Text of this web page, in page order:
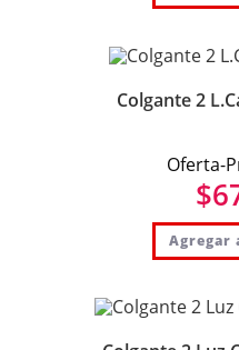
Colgante 2
Oferta-
$
Agregar